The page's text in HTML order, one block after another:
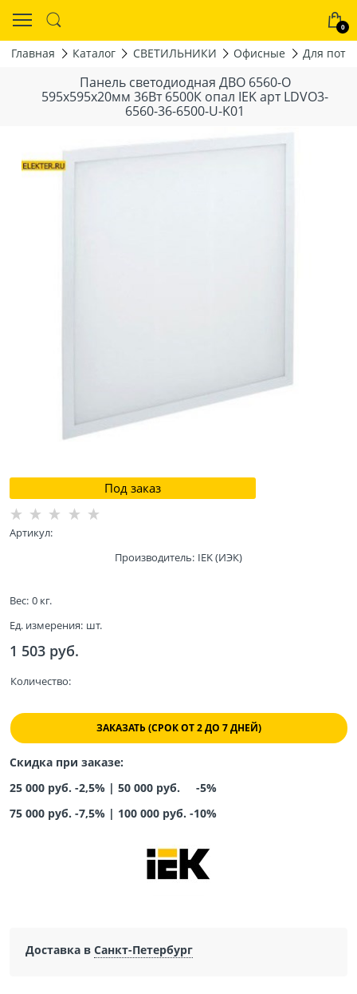
0
Главная Каталог СВЕТИЛЬНИКИ Офисные Для
Панель светодиодная ДВО 6560-O
595x595x20мм 36Вт 6500К опал IEK арт LDVO3-
6560-36-6500-U-K01
Под заказ
Артикул:
Производитель: IEK (ИЭК)
Вес: 0 кг.
Ед. измерения: шт.
1 503 руб.
Количество:
ЗАКАЗАТЬ (СРОК ОТ 2 ДО 7 ДНЕЙ)
Скидка при заказе:
25 000 руб. -2,5% | 50 000 руб. -5%
75 000 руб. -7,5% | 100 000 руб. -10%
Доставка в Санкт-Петербург